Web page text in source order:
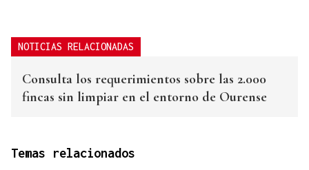
NOTICIAS RELACIONADAS
Consulta los requerimientos sobre las 2.000
fincas sin limpiar en el entorno de Ourense
Temas relacionados